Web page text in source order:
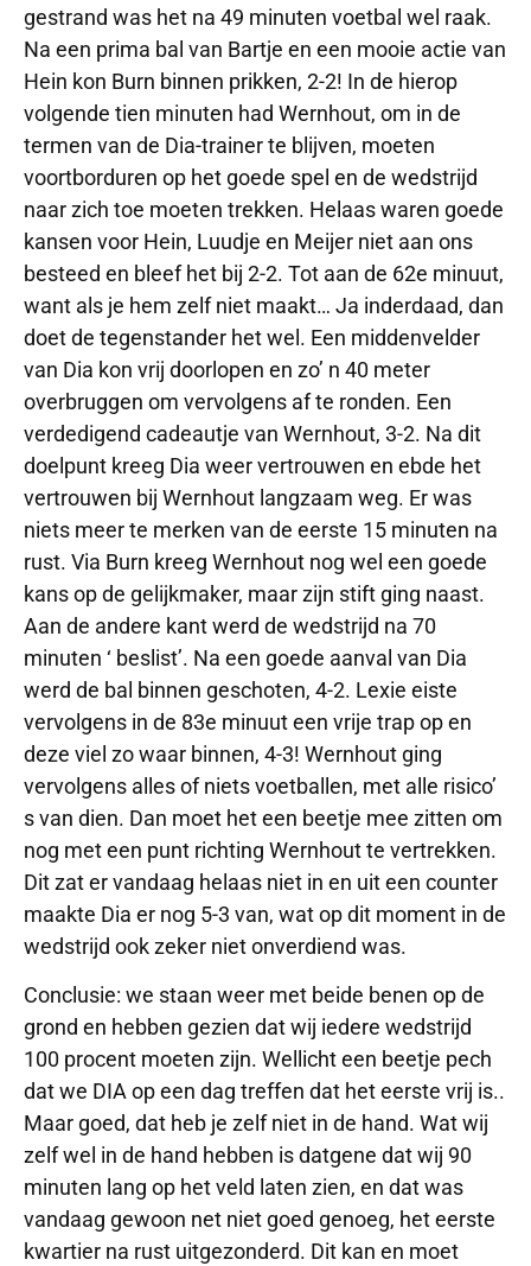
gestrand was het na 49 minuten voetbal wel raak.
Na een prima bal van Bartje en een mooie actie van
Hein kon Burn binnen prikken, 2-2! In de hierop
volgende tien minuten had Wernhout, om in de
termen van de Dia-trainer te blijven, moeten
voortborduren op het goede spel en de wedstrijd
naar zich toe moeten trekken. Helaas waren goede
kansen voor Hein, Luudje en Meijer niet aan ons
besteed en bleef het bij 2-2. Tot aan de 62e minuut,
want als je hem zelf niet maakt… Ja inderdaad, dan
doet de tegenstander het wel. Een middenvelder
van Dia kon vrij doorlopen en zo’ n 40 meter
overbruggen om vervolgens af te ronden. Een
verdedigend cadeautje van Wernhout, 3-2. Na dit
doelpunt kreeg Dia weer vertrouwen en ebde het
vertrouwen bij Wernhout langzaam weg. Er was
niets meer te merken van de eerste 15 minuten na
rust. Via Burn kreeg Wernhout nog wel een goede
kans op de gelijkmaker, maar zijn stift ging naast.
Aan de andere kant werd de wedstrijd na 70
minuten ‘ beslist’. Na een goede aanval van Dia
werd de bal binnen geschoten, 4-2. Lexie eiste
vervolgens in de 83e minuut een vrije trap op en
deze viel zo waar binnen, 4-3! Wernhout ging
vervolgens alles of niets voetballen, met alle risico’
s van dien. Dan moet het een beetje mee zitten om
nog met een punt richting Wernhout te vertrekken.
Dit zat er vandaag helaas niet in en uit een counter
maakte Dia er nog 5-3 van, wat op dit moment in de
wedstrijd ook zeker niet onverdiend was.
Conclusie: we staan weer met beide benen op de
grond en hebben gezien dat wij iedere wedstrijd
100 procent moeten zijn. Wellicht een beetje pech
dat we DIA op een dag treffen dat het eerste vrij is..
Maar goed, dat heb je zelf niet in de hand. Wat wij
zelf wel in de hand hebben is datgene dat wij 90
minuten lang op het veld laten zien, en dat was
vandaag gewoon net niet goed genoeg, het eerste
kwartier na rust uitgezonderd. Dit kan en moet